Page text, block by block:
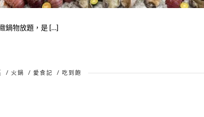
鍋物放題，是 […]
/ 火鍋 / 愛食記 / 吃到飽